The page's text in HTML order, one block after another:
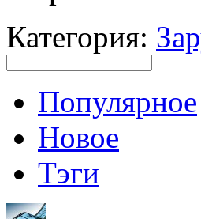
Категория:
Популярное
Новое
Тэги